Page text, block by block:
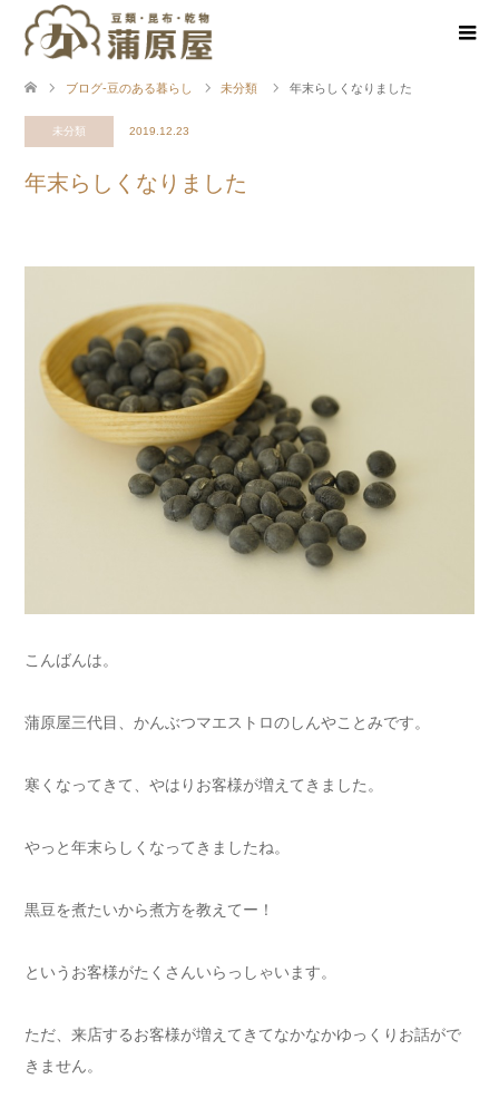
ブログ-豆のある暮らし 未分類 年末らしくなりました
未分類 2019.12.23
年末らしくなりました
こんばんは。
蒲原屋三代目、かんぶつマエストロのしんやことみです。
寒くなってきて、やはりお客様が増えてきました。
やっと年末らしくなってきましたね。
黒豆を煮たいから煮方を教えてー！
というお客様がたくさんいらっしゃいます。
ただ、来店するお客様が増えてきてなかなかゆっくりお話がで
きません。